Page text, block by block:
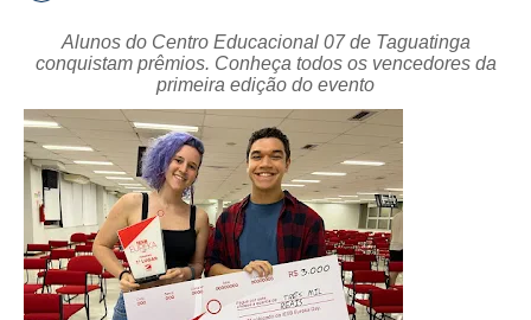
Alunos do Centro Educacional 07 de Taguatinga
conquistam prêmios. Conheça todos os vencedores da
primeira edição do evento